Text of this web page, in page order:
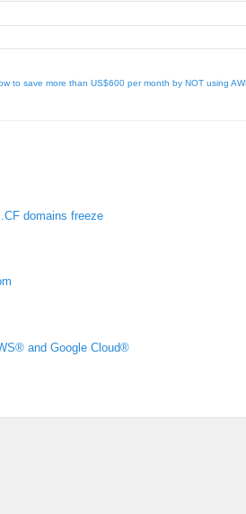
to save more than US$600 per month by NOT using
domains freeze
and Google Cloud®